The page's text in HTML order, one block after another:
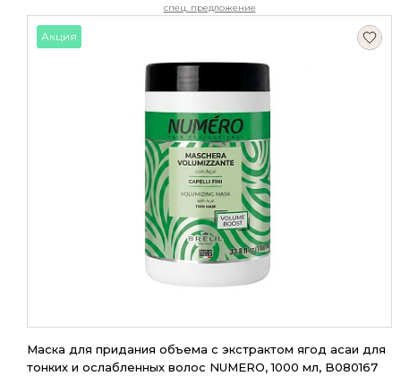
спец. предложение
Акция
Маска для придания объема с экстрактом ягод асаи для
тонких и ослабленных волос NUMERO, 1000 мл, B080167